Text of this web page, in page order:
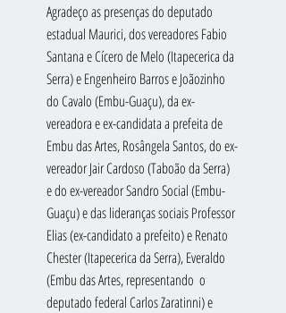
Agradeço as presenças do deputado
estadual Maurici, dos vereadores Fabio
Santana e Cícero de Melo (Itapecerica da
Serra) e Engenheiro Barros e Joãozinho
do Cavalo (Embu-Guaçu), da ex-
vereadora e ex-candidata a prefeita de
Embu das Artes, Rosângela Santos, do ex-
vereador Jair Cardoso (Taboão da Serra)
e do ex-vereador Sandro Social (Embu-
Guaçu) e das lideranças sociais Professor
Elias (ex-candidato a prefeito) e Renato
Chester (Itapecerica da Serra), Everaldo
(Embu das Artes, representando  o
deputado federal Carlos Zaratinni) e